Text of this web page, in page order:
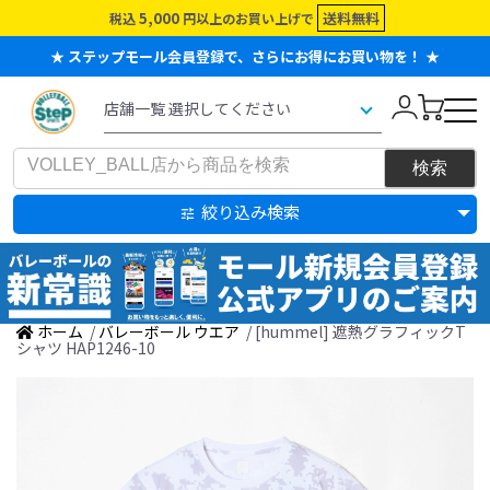
税込 5,000 円以上のお買い上げで 送料無料
★ ステップモール会員登録で、さらにお得にお買い物を！ ★
絞り込み検索
ホーム / バレーボール ウエア / [hummel] 遮熱グラフィックT
シャツ HAP1246-10